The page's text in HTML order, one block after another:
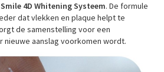
4D Whitening Systeem. De formule
dat vlekken en plaque helpt te
de samenstelling voor een
nieuwe aanslag voorkomen wordt.